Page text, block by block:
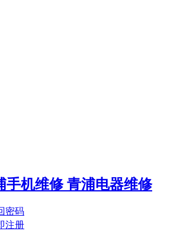
密码
注册